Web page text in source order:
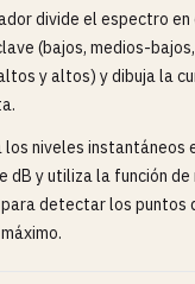
divide el espectro en
(bajos, medios-
y altos) y dibuja la
los niveles instantáneos
dB y utiliza la función de
detectar los puntos